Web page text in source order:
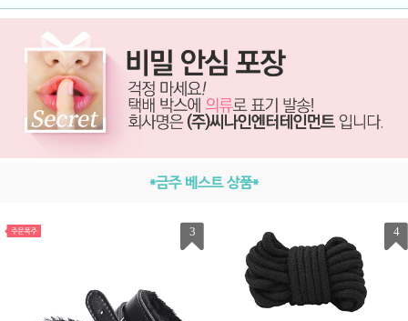
*금주 베스트 상품*
3 4